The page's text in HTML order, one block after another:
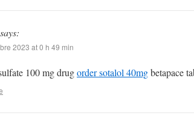
says:
2023 at 0 h 49 min
100 mg drugorder sotalol 40mgbetapace